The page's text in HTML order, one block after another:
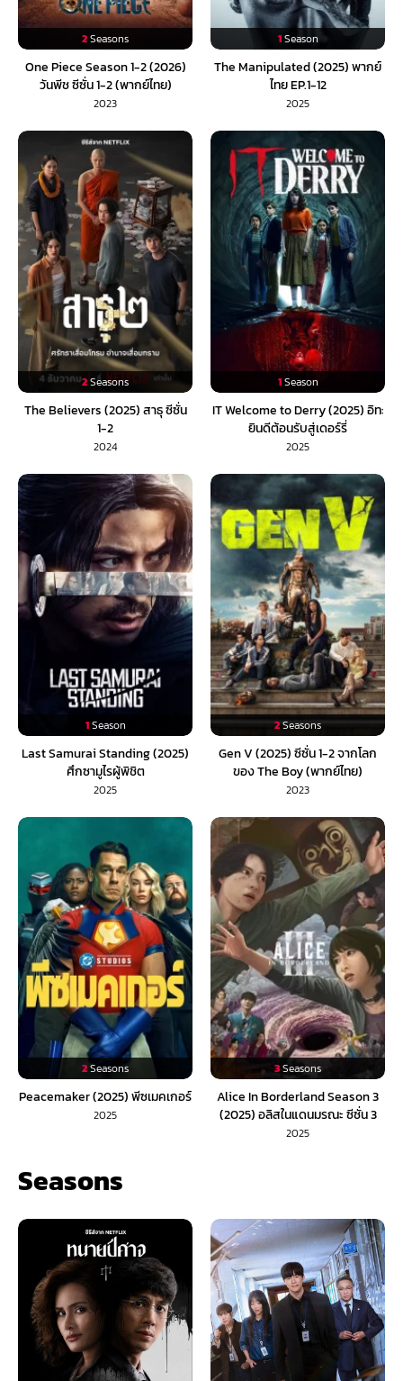
2Seasons
One Piece Season 1-2 (2026)
วันพีช ซีซั่น 1-2 (พากย์ไทย)
2023
1Season
The Manipulated (2025) พากย์
ไทย EP.1-12
2025
2Seasons
The Believers (2025) สาธุ ซีซั่น
1-2
2024
1Season
IT Welcome to Derry (2025) อิท:
ยินดีต้อนรับสู่เดอร์รี่
2025
1Season
Last Samurai Standing (2025)
ศึกซามูไรผู้พิชิต
2025
2Seasons
Gen V (2025) ซีซั่น 1-2 จากโลก
ของ The Boy (พากย์ไทย)
2023
2Seasons
Peacemaker (2025) พีซเมคเกอร์
2025
3Seasons
Alice In Borderland Season 3
(2025) อลิสในแดนมรณะ ซีซั่น 3
2025
Seasons